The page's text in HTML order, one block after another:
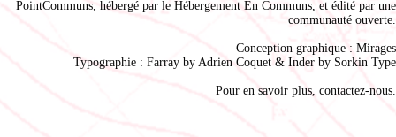
PointCommuns , hébergé par le Hébergement En Communs , et édité par une
communauté ouverte.
Conception graphique : Mirages
Typographie : Farray by Adrien Coquet & Inder by Sorkin Type
Pour en savoir plus, contactez-nous